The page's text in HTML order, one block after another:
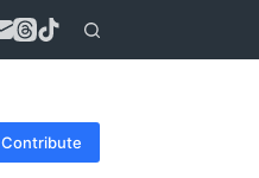
Contribute